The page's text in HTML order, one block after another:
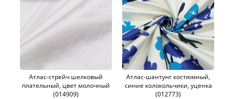
Атлас-стрейч шелковый
плательный, цвет молочный
(014909)
Атлас-шантунг костюмный,
синие колокольчики, уценка
(012773)